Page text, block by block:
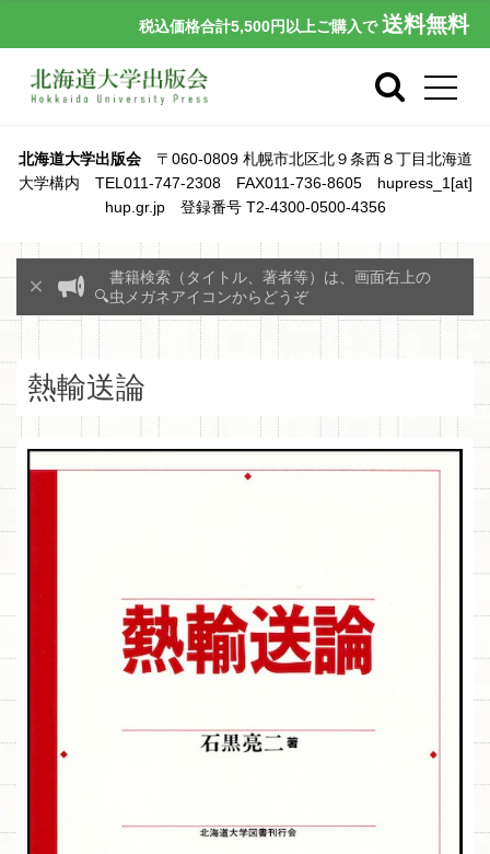
税込価格合計5,500円以上ご購入で 送料無料
北海道大学出版会〒060-0809 札幌市北区北９条西８丁目北海道
大学構内 TEL011-747-2308 FAX011-736-8605 hupress_1[at]
hup.gr.jp 登録番号 T2-4300-0500-4356
書籍検索（タイトル、著者等）は、画面右上の
🔍虫メガネアイコンからどうぞ
熱輸送論